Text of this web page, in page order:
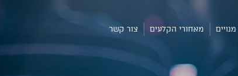
מנויים מאחורי הקלעים צור קשר